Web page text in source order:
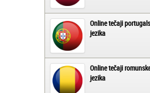
Online tečaji
jezika
Online tečaji
jezika